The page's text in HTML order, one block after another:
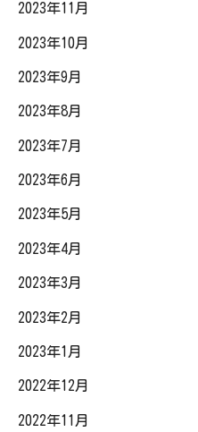
2023年11月
2023年10月
2023年9月
2023年8月
2023年7月
2023年6月
2023年5月
2023年4月
2023年3月
2023年2月
2023年1月
2022年12月
2022年11月